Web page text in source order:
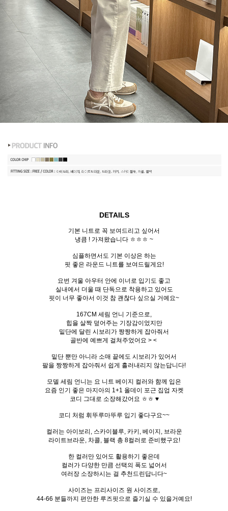
DETAILS
기본 니트로 꼭 보여드리고 싶어서
냉큼 ! 가져왔습니다 ㅎㅎㅎ ~
심플하면서도 기본 이상은 하는
핏 좋은 라운드 니트를 보여드릴게요!
요번 겨울 아우터 안에 이너로 입기도 좋고
실내에서 더울 때 단독으로 착용하고 있어도
핏이 너무 좋아서 이것 참 괜찮다 싶으실 거예요~
167CM 세림 언니 기준으로,
힙을 살짝 덮어주는 기장감이었지만
밑단에 달린 시보리가 짱짱하게 잡아줘서
골반에 예쁘게 걸쳐주었어요 > <
밑단 뿐만 아니라 소매 끝에도 시보리가 있어서
팔을 짱짱하게 잡아줘서 쉽게 흘러내리지 않는답니다!
모델 세림 언니는 요 니트 베이지 컬러와 함께 입은
요즘 인기 좋은 마지아의 1+1 올데이 포근 집업 자켓
코디 그대로 소장해갔어요 ㅎㅎ ♥
코디 처럼 휘뚜루마뚜루 입기 좋다구요~~
컬러는 아이보리, 스카이블루, 카키, 베이지, 브라운
라이트브라운, 차콜, 블랙 총 8컬러로 준비했구요!
한 컬러만 있어도 활용하기 좋은데
컬러가 다양한 만큼 선택의 폭도 넓어서
여러장 소장하시는 걸 추천드린답니다~
사이즈는 프리사이즈 원 사이즈로,
44-66 분들까지 편안한 루즈핏으로 즐기실 수 있을거예요!